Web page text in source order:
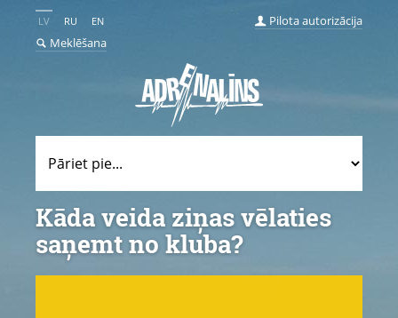
LV RU EN
Meklēšana
Pilota autorizācija
Kāda veida ziņas vēlaties
saņemt no kluba?